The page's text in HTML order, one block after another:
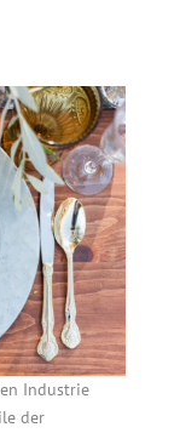
Industrie
der